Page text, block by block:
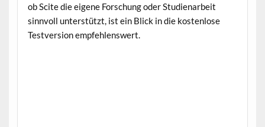
ob Scite die eigene Forschung oder Studienarbeit
sinnvoll unterstützt, ist ein Blick in die kostenlose
Testversion empfehlenswert.